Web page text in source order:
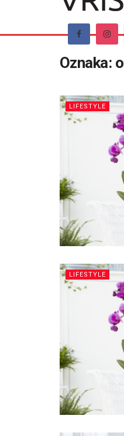
Oznaka:
LIFESTYLE
LIFESTYLE